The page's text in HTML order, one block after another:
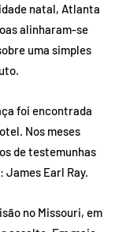
natal, Atlanta
alinharam-se
uma simples
foi encontrada
Nos meses
de testemunhas
Earl Ray.
no Missouri, em